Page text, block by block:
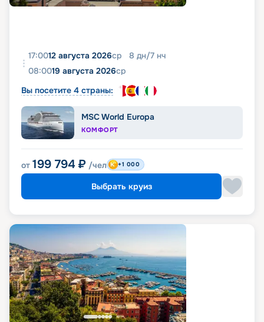
17:0012 августа 2026ср 8 дн/7 нч
08:0019 августа 2026ср
Вы посетите 4 страны:
MSC World Europa
КОМФОРТ
от 199 794 ₽ /чел +1 000
Выбрать круиз